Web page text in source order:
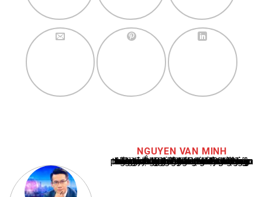
NGUYEN VAN MINH
Nguyễn Văn Minh là một trong những chuyên gia hàng đầu về báo cáo tin tức thể thao tại Việt Nam, với hơn 10 năm hoạt động trong ngành. Ông có kiến thức sâu rộng và kinh nghiệm đáng kể trong việc phân tích và báo cáo về các sự kiện thể thao hàng đầu. Sự hiểu biết sâu sắc của ông về ngành này đã giúp ông xây dựng uy tín và danh tiếng trong cộng đồng báo chí thể thao.